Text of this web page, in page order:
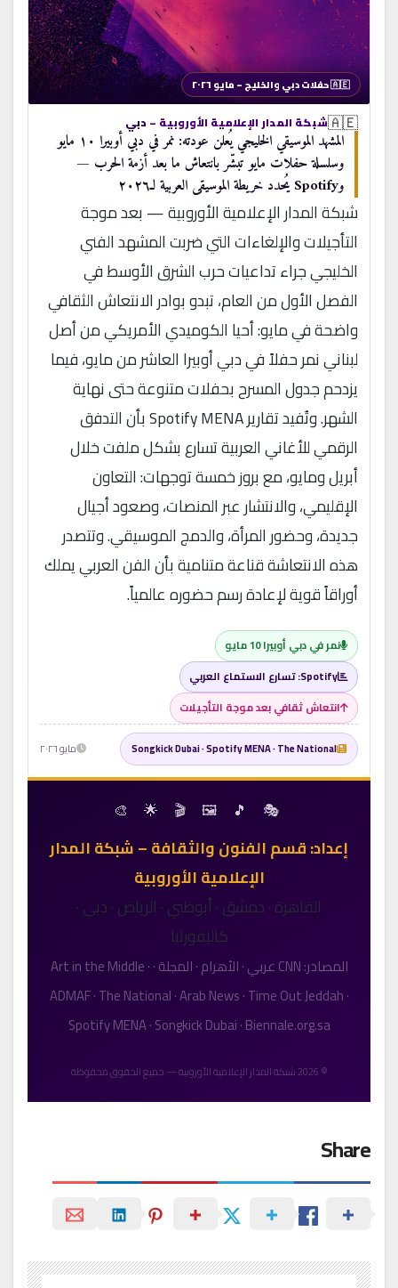
🇦🇪 حفلات دبي والخليج – مايو ٢٠٢٦
🇦🇪شبكة المدار الإعلامية الأوروبية – دبي
المشهد الموسيقي الخليجي يُعلن عودته: نمر في دبي أوبيرا ١٠ مايو
وسلسلة حفلات مايو تبشّر بانتعاش ما بعد أزمة الحرب —
وSpotify يُحدد خريطة الموسيقى العربية لـ٢٠٢٦
شبكة المدار الإعلامية الأوروبية — بعد موجة
التأجيلات والإلغاءات التي ضربت المشهد الفني
الخليجي جراء تداعيات حرب الشرق الأوسط في
الفصل الأول من العام، تبدو بوادر الانتعاش الثقافي
واضحة في مايو: أحيا الكوميدي الأمريكي من أصل
لبناني نمر حفلاً في دبي أوبيرا العاشر من مايو، فيما
يزدحم جدول المسرح بحفلات متنوعة حتى نهاية
الشهر. وتُفيد تقارير Spotify MENA بأن التدفق
الرقمي للأغاني العربية تسارع بشكل ملفت خلال
أبريل ومايو، مع بروز خمسة توجهات: التعاون
الإقليمي، والانتشار عبر المنصات، وصعود أجيال
جديدة، وحضور المرأة، والدمج الموسيقي. وتتصدر
هذه الانتعاشة قناعة متنامية بأن الفن العربي يملك
أوراقاً قوية لإعادة رسم حضوره عالمياً.
نمر في دبي أوبيرا 10 مايو
Spotify: تسارع الاستماع العربي
انتعاش ثقافي بعد موجة التأجيلات
Songkick Dubai · Spotify MENA · The National مايو ٢٠٢٦
🎭 🎵 🖼️ 🎬 🌟 🎨
إعداد: قسم الفنون والثقافة – شبكة المدار
الإعلامية الأوروبية
القاهرة · دمشق · أبوظبي · الرياض · دبي ·
كاليفورنيا
المصادر: CNN عربي · الأهرام · المجلة · Art in the Middle ·
ADMAF · The National · Arab News · Time Out Jeddah ·
Spotify MENA · Songkick Dubai · Biennale.org.sa
© 2026 شبكة المدار الإعلامية الأوروبية — جميع الحقوق محفوظة
Share